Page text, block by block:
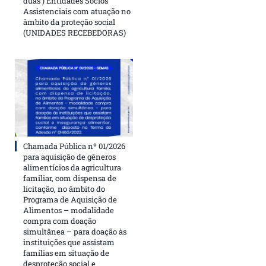
Assistenciais com atuação no
âmbito da proteção social
(UNIDADES RECEBEDORAS)
Chamada Pública nº 01/2026
para aquisição de gêneros
alimentícios da agricultura
familiar, com dispensa de
licitação, no âmbito do
Programa de Aquisição de
Alimentos – modalidade
compra com doação
simultânea – para doação às
instituições que assistam
famílias em situação de
desproteção social e